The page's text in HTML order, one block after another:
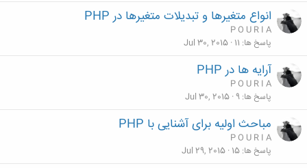
انواع متغیرها و تبدیلات متغیرها در PHP
P O U R I A
پاسخ ها 11
Jul 30, 2015
آرایه ها در PHP
P O U R I A
پاسخ ها 9
Jul 30, 2015
مباحث اولیه برای آشنایی با PHP
P O U R I A
پاسخ ها 15
Jul 29, 2015